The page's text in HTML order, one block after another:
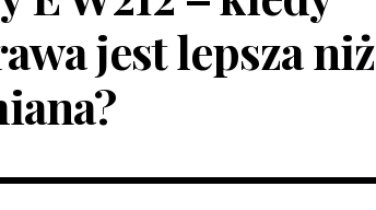
jest lepsza niż